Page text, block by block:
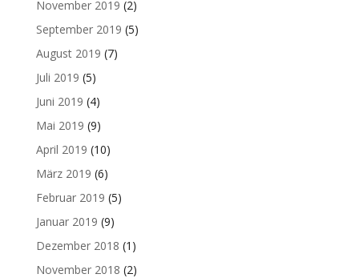
November 2019 (2)
September 2019 (5)
August 2019 (7)
Juli 2019 (5)
Juni 2019 (4)
Mai 2019 (9)
April 2019 (10)
März 2019 (6)
Februar 2019 (5)
Januar 2019 (9)
Dezember 2018 (1)
November 2018 (2)